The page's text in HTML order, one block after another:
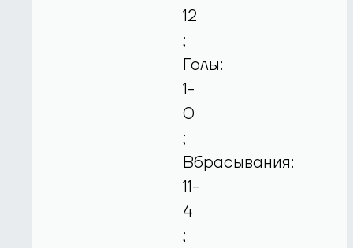
12
;
Голы:
1-
0
;
Вбрасывания:
11-
4
;